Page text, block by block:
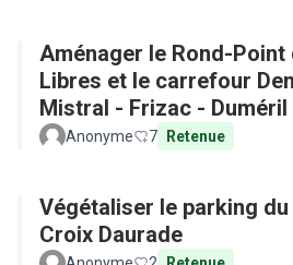
Aménager le Rond-Point
Libres et le carrefour
Mistral - Frizac -
Anonyme 7 Retenue
Végétaliser le parking
Croix Daurade